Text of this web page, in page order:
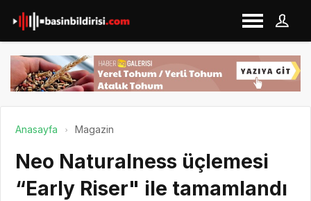
Anasayfa Magazin
Neo Naturalness üçlemesi
“Early Riser" ile tamamlandı